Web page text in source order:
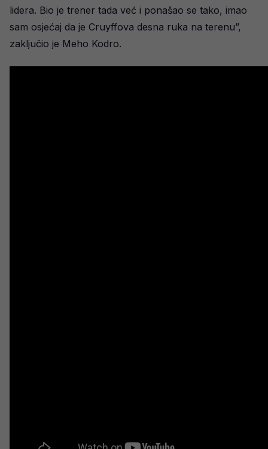
lidera. Bio je trener tada već i ponašao se tako, imao
sam osjećaj da je Cruyffova desna ruka na terenu”,
zaključio je Meho Kodro.